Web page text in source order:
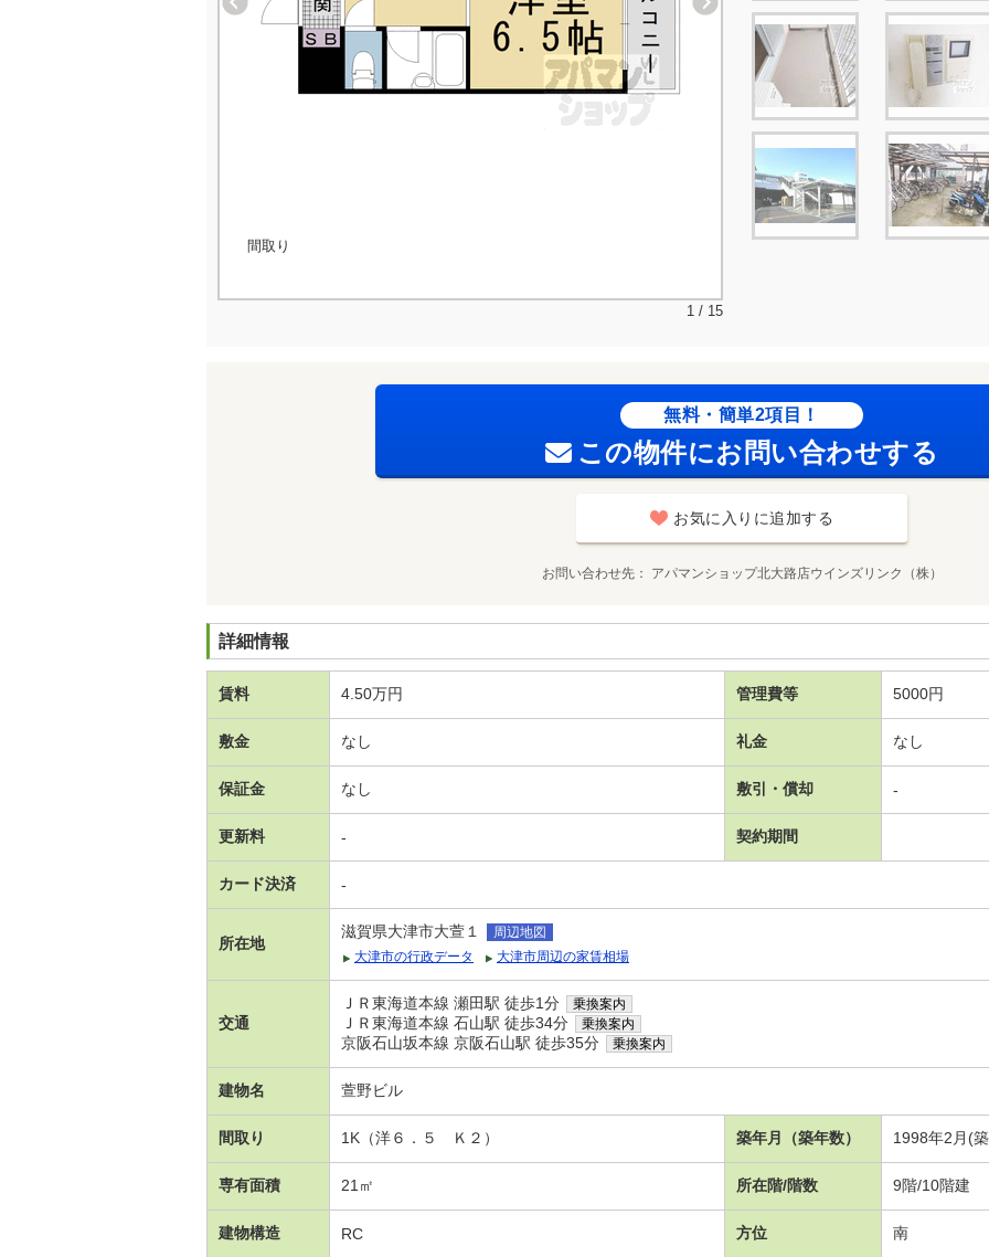
間取り
1 / 15
無料・簡単2項目！
この物件にお問い合わせする
お気に入りに追加する
お問い合わせ先 アパマンショップ北大路店ウインズリンク（株）
詳細情報
賃料 4.50万円 管理費等 5000円
敷金 なし 礼金 なし
保証金 なし 敷引・償却 -
更新料 - 契約期間
カード決済 -
所在地
滋賀県大津市大萱１
周辺地図
大津市の行政データ
大津市周辺の家賃相場
交通
ＪＲ東海道本線 瀬田駅 徒歩1分 乗換案内
ＪＲ東海道本線 石山駅 徒歩34分 乗換案内
京阪石山坂本線 京阪石山駅 徒歩35分 乗換案内
建物名 萱野ビル
間取り 1K（洋６．５ Ｋ２） 築年月（築年数） 1998年2月(
専有面積 21㎡ 所在階/階数 9階/10階建
建物構造 RC 方位 南